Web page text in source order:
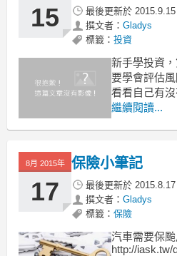
業打工，但
15 最後更新於
撰文者： Gladys
標籤： 投資
新手學投資
要學會評估
看看自己有
要學會理財與
繼續閱讀...
8月 2015年
17
保險小筆記
最後更新於
撰文者： Gladys
標籤： 保險
汽車需要保
http://iask.tw/